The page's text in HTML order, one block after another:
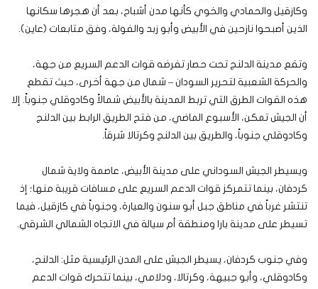
وكازقيل والحمادي والخوي كأنها مدن أشباح، بعد أن هجرها سكانها
الذين أصبحوا نازحين في الأبيض وأبو زبد والفولة، وفق متابعات (عاين).
وتقع مدينة الدلنج تحت حصار تفرضه قوات الدعم السريع من جهة،
والحركة الشعبية لتحرير السودان – شمال من جهة أخرى، حيث تقطع
هذه القوات الطرق التي تربط المدينة بالأبيض شمالاً وكادوقلي جنوباً. إلا
أن الجيش تمكن، الأسبوع الماضي، من فتح الطريق الرابط بين الدلنج
وكادوقلي جنوباً، والطريق بين الدلنج وكرتالا شرقاً.
ويسيطر الجيش السوداني على مدينة الأبيض، عاصمة ولاية شمال
كردفان، بينما تتمركز قوات الدعم السريع على مسافات قريبة منها؛ إذ
تنتشر غرباً في مناطق جبل أبو سنون والعيارة، وجنوباً في كازقيل، فيما
تسيطر على مدينة بارا ومنطقة أم سيالة في الاتجاه الشمالي الشرقي.
وفي جنوب كردفان، يسيطر الجيش على المدن الرئيسية مثل: الدلنج،
وكادوقلي، وأبو جبيهة، وكرتالا، ودلامي، بينما تتحرك قوات الدعم